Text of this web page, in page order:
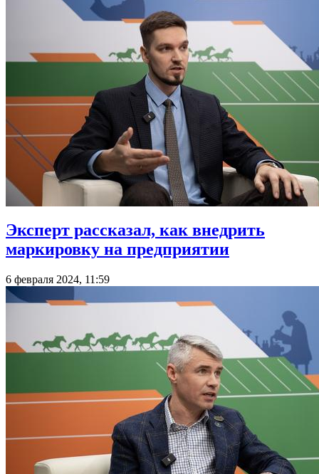
Эксперт рассказал, как внедрить
маркировку на предприятии
6 февраля 2024, 11:59